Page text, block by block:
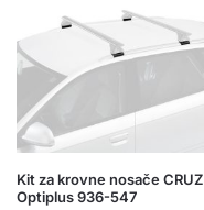
Kit za krovne nosače CRUZ
Optiplus 936-547